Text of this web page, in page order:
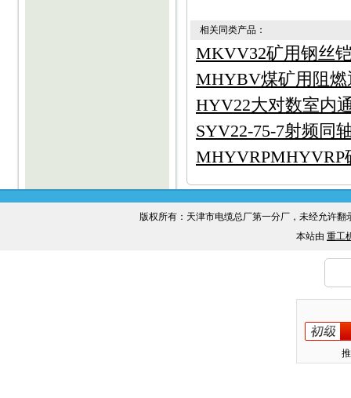
相关同类产品：
MKVV32矿用钢丝
MHYBV煤矿用阻
HYV22大对数室内
SYV22-75-7射频同
版权所有：天津市电缆总厂第一分厂，未经允许
本站由 重工